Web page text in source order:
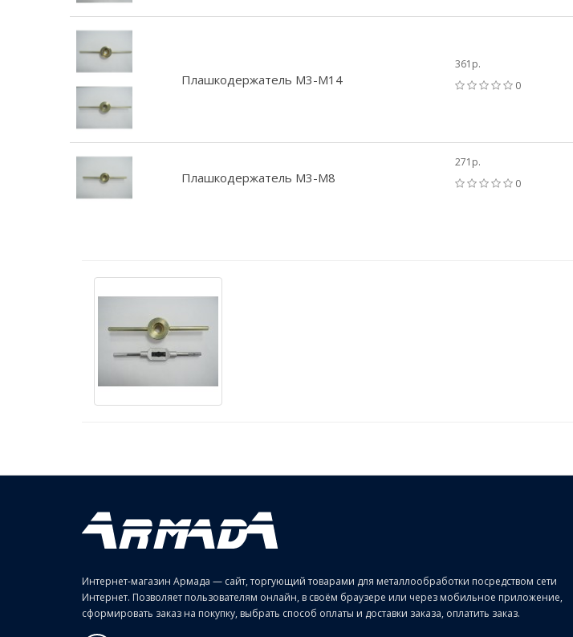
Плашкодержатель М3-М14
361р.
0
Плашкодержатель М3-М8
271р.
0
Интернет-магазин Армада — сайт, торгующий товарами для металлообработки посредством сети
Интернет. Позволяет пользователям онлайн, в своём браузере или через мобильное приложение,
сформировать заказ на покупку, выбрать способ оплаты и доставки заказа, оплатить заказ.